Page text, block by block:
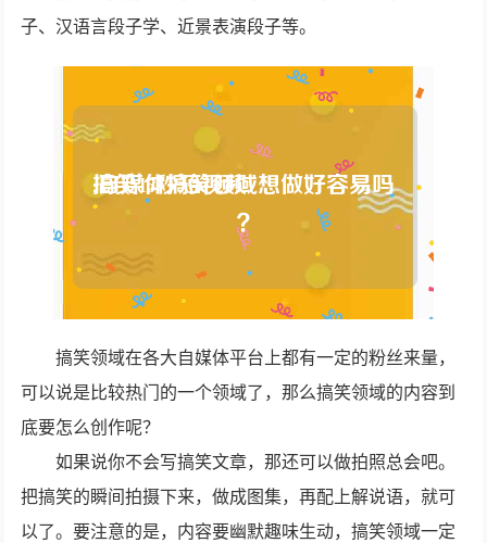
子、汉语言段子学、近景表演段子等。
搞笑领域在各大自媒体平台上都有一定的粉丝来量，
可以说是比较热门的一个领域了，那么搞笑领域的内容到
底要怎么创作呢？
如果说你不会写搞笑文章，那还可以做拍照总会吧。
把搞笑的瞬间拍摄下来，做成图集，再配上解说语，就可
以了。要注意的是，内容要幽默趣味生动，搞笑领域一定